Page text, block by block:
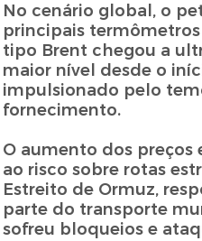
No cenário global, o
principais
tipo Brent chegou a
maior nível desde o
impulsionado pelo
fornecimento.
O aumento dos
ao risco sobre rotas
Estreito de Ormuz,
parte do transporte
sofreu bloqueios e